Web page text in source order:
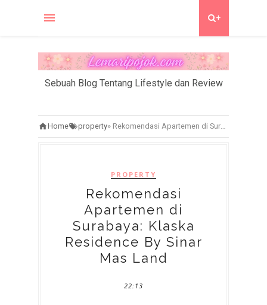
+
Sebuah Blog Tentang Lifestyle dan Review
Home property» Rekomendasi Apartemen di Surabaya: Klaska Residence By Sinar Mas Land
PROPERTY
Rekomendasi
Apartemen di
Surabaya: Klaska
Residence By Sinar
Mas Land
22:13